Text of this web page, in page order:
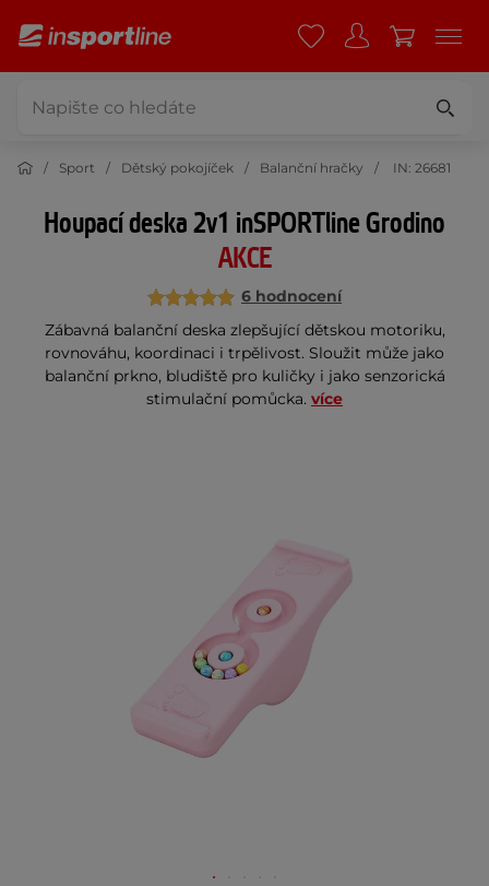
Sport Dětský pokojíček Balanční hračky IN: 26681
Houpací deska 2v1 inSPORTline Grodino
AKCE
6 hodnocení
Zábavná balanční deska zlepšující dětskou motoriku,
rovnováhu, koordinaci i trpělivost. Sloužit může jako
balanční prkno, bludiště pro kuličky i jako senzorická
stimulační pomůcka. více